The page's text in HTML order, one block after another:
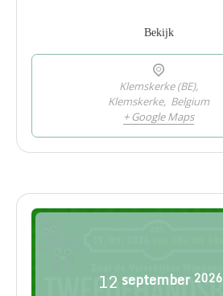
Bekijk
Klemskerke (BE),
Klemskerke, Belgium
+ Google Maps
12 september 2026